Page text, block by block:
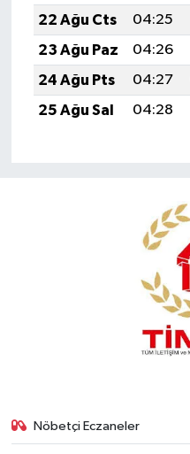
22 Ağu Cts
04:25
23 Ağu Paz
04:26
24 Ağu Pts
04:27
25 Ağu Sal
04:28
Nöbetçi Eczaneler